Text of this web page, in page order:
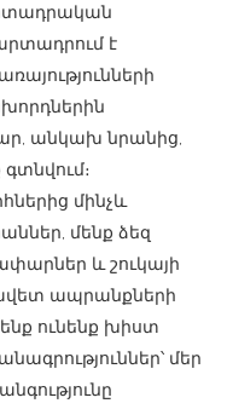
է
անկախ նրանից,
մինչև
մենք ձեզ
և շուկայի
ապրանքների
ունենք խիստ
մեր